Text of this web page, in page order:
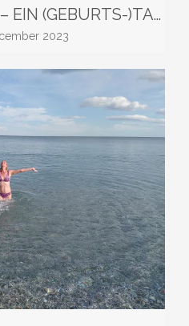
12 VON 12 AM 12.12. – EIN (GEBURTS-)TAG AUF SARDINIEN
2023